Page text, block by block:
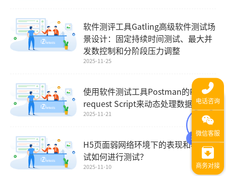
软件测评工具Gatling高级软件测试场
景设计：固定持续时间测试、最大并
发数控制和分阶段压力调整
2025-11-25
使用软件测试工具Postman的Pre-
request Script来动态处理数据
2025-11-21
H5页面弱网络环境下的表现和容错测
试如何进行测试？
2025-11-10